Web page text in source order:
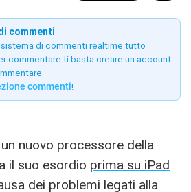
commenti
sistema di commenti realtime tutto
commentare ti basta creare un account
commenti!
nuovo processore della
il suo esordio prima su iPad
dei problemi legati alla